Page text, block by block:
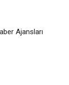
Ajansları